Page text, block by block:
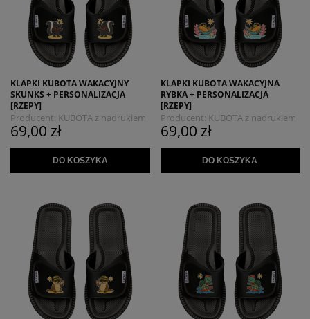
KLAPKI KUBOTA WAKACYJNY
SKUNKS + PERSONALIZACJA
[RZEPY]
Producent: KUBOTA z nadrukiem
MYSZOJELEŃ
69,00 zł
DO KOSZYKA
KLAPKI KUBOTA WAKACYJNA
RYBKA + PERSONALIZACJA
[RZEPY]
Producent: KUBOTA z nadrukiem
MYSZOJELEŃ
69,00 zł
DO KOSZYKA